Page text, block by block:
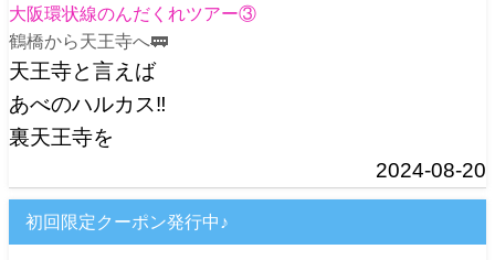
大阪環状線のんだくれツアー③
鶴橋から天王寺へ🚃
天王寺と言えば
あべのハルカス‼️
裏天王寺を
2024-08-20
初回限定クーポン発行中♪